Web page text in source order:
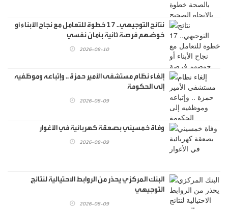
نتائج التوجيهي.. 17 خطوة للتعامل مع نجاح الأبناء أو
خوضهم فرصة ثانية بأمان نفسي
2026-08-10
إلغاء نظام مستشفى الأمير حمزة .. وإتباعه وموظفيه
إلى الحكومة
2026-08-09
وفاة خمسيني بصعقة كهربائية في الأغوار
2026-08-09
البنك المركزي يحذر من الروابط الاحتيالية لنتائج
التوجيهي
2026-08-09